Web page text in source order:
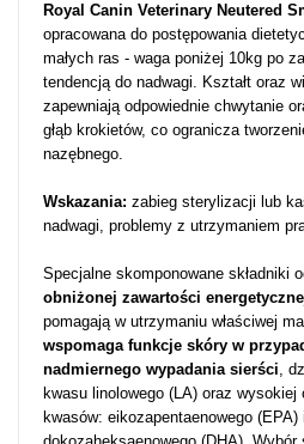
Royal Canin Veterinary Neutered
opracowana do postępowania
małych ras - waga poniżej 10kg po
tendencją do nadwagi. Kształt oraz
zapewniają odpowiednie chwytanie
głąb krokietów, co ogranicza
nazębnego.
Wskazania: zabieg sterylizacji lub
nadwagi, problemy z utrzymaniem
Specjalne skomponowane składniki
obniżonej zawartości
pomagają w utrzymaniu właściwej
wspomaga funkcje skóry w
nadmiernego wypadania sierści,
kwasu linolowego (LA) oraz wysokiej
kwasów: eikozapentaenowego (EPA)